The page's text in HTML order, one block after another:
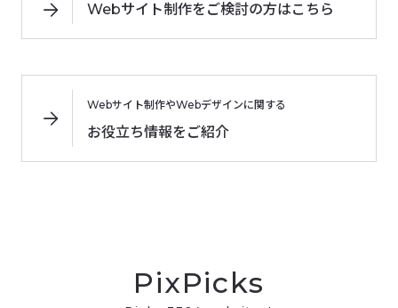
Webサイト制作をご検討の方はこちら
Webサイト制作やWebデザインに関する
お役立ち情報をご紹介
PixPicks